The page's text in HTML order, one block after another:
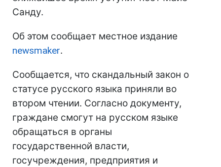
Санду.
Об этом сообщает местное издание
newsmaker.
Сообщается, что скандальный закон о
статусе русского языка приняли во
втором чтении. Согласно документу,
граждане смогут на русском языке
обращаться в органы
государственной власти,
госучреждения, предприятия и